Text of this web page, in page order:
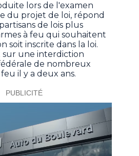
lors de l'examen
du projet de loi, répond
de lois plus
à feu qui souhaitent
soit inscrite dans la loi.
sur une interdiction
de nombreux
il y a deux ans.